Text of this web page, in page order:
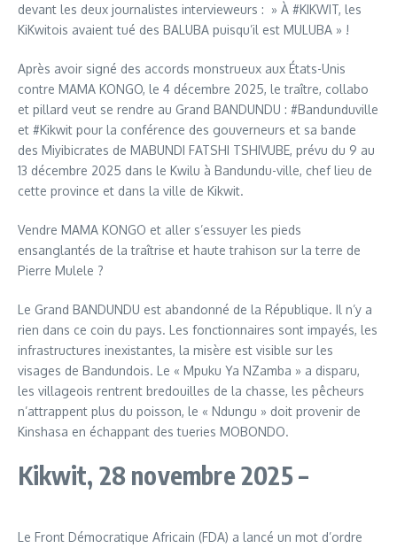
devant les deux journalistes intervieweurs : » À #KIKWIT, les
KiKwitois avaient tué des BALUBA puisqu’il est MULUBA » !
Après avoir signé des accords monstrueux aux États-Unis
contre MAMA KONGO, le 4 décembre 2025, le traître, collabo
et pillard veut se rendre au Grand BANDUNDU : #Bandunduville
et #Kikwit pour la conférence des gouverneurs et sa bande
des Miyibicrates de MABUNDI FATSHI TSHIVUBE, prévu du 9 au
13 décembre 2025 dans le Kwilu à Bandundu-ville, chef lieu de
cette province et dans la ville de Kikwit.
Vendre MAMA KONGO et aller s’essuyer les pieds
ensanglantés de la traîtrise et haute trahison sur la terre de
Pierre Mulele ?
Le Grand BANDUNDU est abandonné de la République. Il n’y a
rien dans ce coin du pays. Les fonctionnaires sont impayés, les
infrastructures inexistantes, la misère est visible sur les
visages de Bandundois. Le « Mpuku Ya NZamba » a disparu,
les villageois rentrent bredouilles de la chasse, les pêcheurs
n’attrappent plus du poisson, le « Ndungu » doit provenir de
Kinshasa en échappant des tueries MOBONDO.
Kikwit, 28 novembre 2025 –
Le Front Démocratique Africain (FDA) a lancé un mot d’ordre